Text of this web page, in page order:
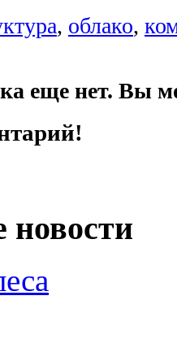
, облако,
еще нет. Вы